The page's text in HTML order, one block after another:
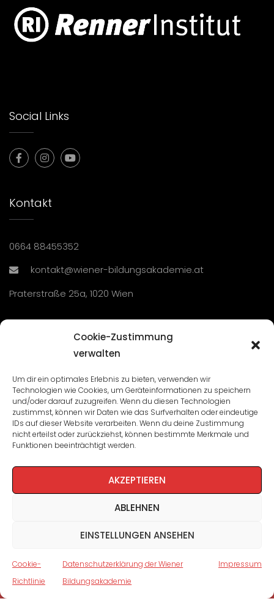
Cookie-Zustimmung
verwalten
Um dir ein optimales Erlebnis zu bieten, verwenden wir
Technologien wie Cookies, um Geräteinformationen zu speichern
und/oder darauf zuzugreifen. Wenn du diesen Technologien
zustimmst, können wir Daten wie das Surfverhalten oder eindeutige
IDs auf dieser Website verarbeiten. Wenn du deine Zustimmung
nicht erteilst oder zurückziehst, können bestimmte Merkmale und
Funktionen beeinträchtigt werden.
AKZEPTIEREN
ABLEHNEN
EINSTELLUNGEN ANSEHEN
Cookie-
Richtlinie
Datenschutzerklärung der Wiener
Bildungsakademie
Impressum
Social Links
Kontakt
0664 88455352
kontakt@wiener-bildungsakademie.at
Praterstraße 25a, 1020 Wien
Seminare und Veranstaltungen
Lehrgänge
WBA: Direktion und Team
Impressum/Datenschutz
Cookie-Richtlinie